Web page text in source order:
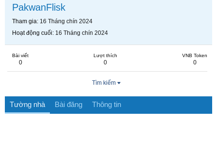
PakwanFlisk
Tham gia 16 Tháng chín 2024
Hoạt động cuối 16 Tháng chín 2024
Bài viết
0
Lượt thích
0
VNB Token
0
Tìm kiếm
Tường nhà Bài đăng Thông tin